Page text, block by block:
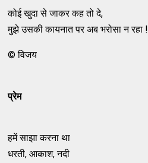
कोई खुदा से जाकर कह तो दे,
मुझे उसकी कायनात पर अब भरोसा न रहा !
© विजय
प्रेम
हमें साझा करना था
धरती, आकाश, नदी